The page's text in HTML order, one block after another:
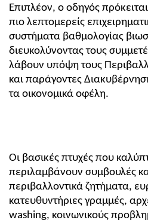
Επιπλέον, ο οδηγός
πιο λεπτομερείς
συστήματα βαθμολογίας
διευκολύνοντας τους
λάβουν υπόψη τους
και παράγοντες
τα οικονομικά οφέλη.
Οι βασικές πτυχές που
περιλαμβάνουν συμβουλές
περιβαλλοντικά ζητήματα,
κατευθυντήριες γραμμές,
washing, κοινωνικούς